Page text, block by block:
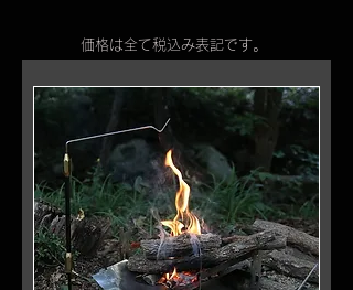
価格は全て税込み表記です。